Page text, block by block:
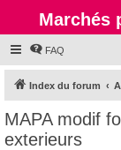
Marchés
FAQ
Index du forum
MAPA modif
exterieurs